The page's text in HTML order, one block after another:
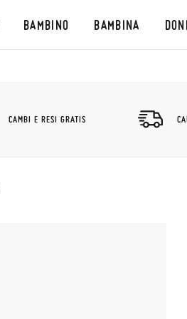
BAMBINO BAMBINA
CAMBI E RESI GRATIS